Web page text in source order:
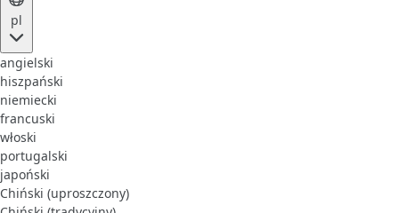
pl
angielski
hiszpański
niemiecki
francuski
włoski
portugalski
japoński
Chiński (uproszczony)